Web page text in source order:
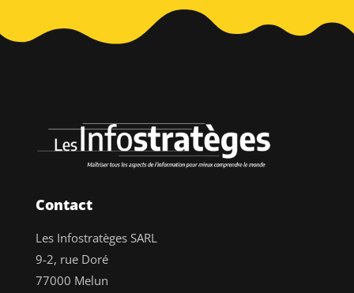
Contact
Les Infostratèges SARL
9-2, rue Doré
77000 Melun